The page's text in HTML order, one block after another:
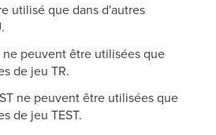
utilisé que dans d'autres
ne peuvent être utilisées que
de jeu TR.
ne peuvent être utilisées que
de jeu TEST.